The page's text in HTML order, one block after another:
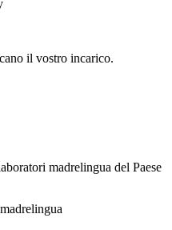
il vostro incarico.
madrelingua del Paese